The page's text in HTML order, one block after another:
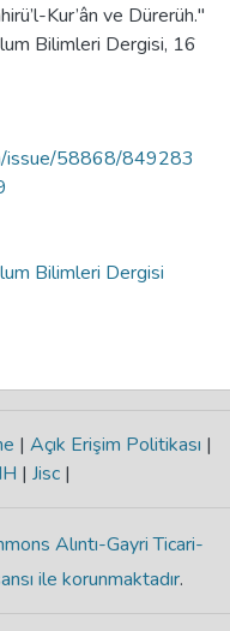
Kur’ân ve Dürerüh."
Bilimleri Dergisi, 16
issue/58868/849283
Bilimleri Dergisi
| Açık Erişim Politikası |
| Jisc |
Alıntı-Gayri Ticari-
ile korunmaktadır.